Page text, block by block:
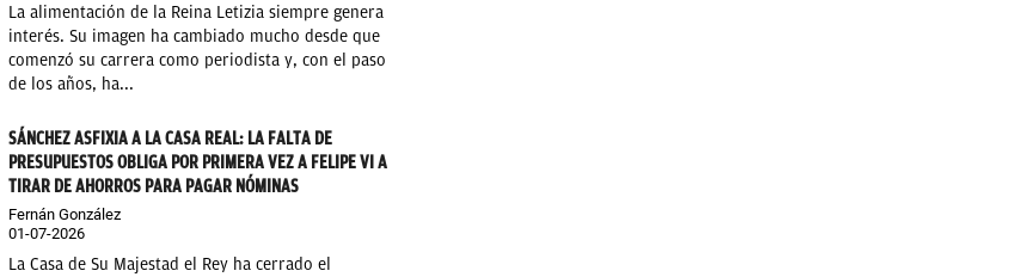
La alimentación de la Reina Letizia siempre genera
interés. Su imagen ha cambiado mucho desde que
comenzó su carrera como periodista y, con el paso
de los años, ha...
SÁNCHEZ ASFIXIA A LA CASA REAL: LA FALTA DE
PRESUPUESTOS OBLIGA POR PRIMERA VEZ A FELIPE VI A
TIRAR DE AHORROS PARA PAGAR NÓMINAS
Fernán González
01-07-2026
La Casa de Su Majestad el Rey ha cerrado el